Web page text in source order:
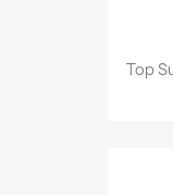
Top